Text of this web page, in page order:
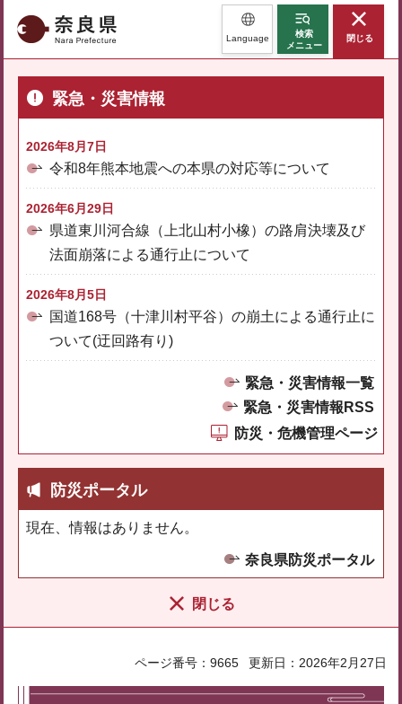
奈良県 Language
検索
メニュー
閉じる
緊急・災害情報
2026年8月7日
令和8年熊本地震への本県の対応等について
2026年6月29日
県道東川河合線（上北山村小橡）の路肩決壊及び
法面崩落による通行止について
2026年8月5日
国道168号（十津川村平谷）の崩土による通行止に
ついて(迂回路有り)
緊急・災害情報一覧
緊急・災害情報RSS
防災・危機管理ページ
防災ポータル
現在、情報はありません。
奈良県防災ポータル
閉じる
ページ番号：9665 更新日：2026年2月27日